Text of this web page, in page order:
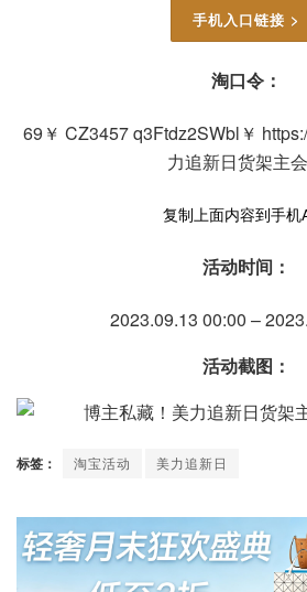
手机入口链接 >
淘口令：
69￥ CZ3457 q3Ftdz2SWbl￥
力追新日货架主
复制上面内容到手机
活动时间：
2023.09.13 00:00 –
活动截图：
标签： 淘宝活动 美力追新日